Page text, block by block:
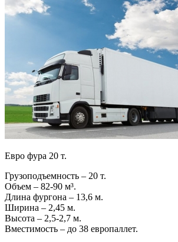
Евро фура 20 т.
Грузоподъемность – 20 т.
Объем – 82-90 м³.
Длина фургона – 13,6 м.
Ширина – 2,45 м.
Высота – 2,5-2,7 м.
Вместимость – до 38 европаллет.